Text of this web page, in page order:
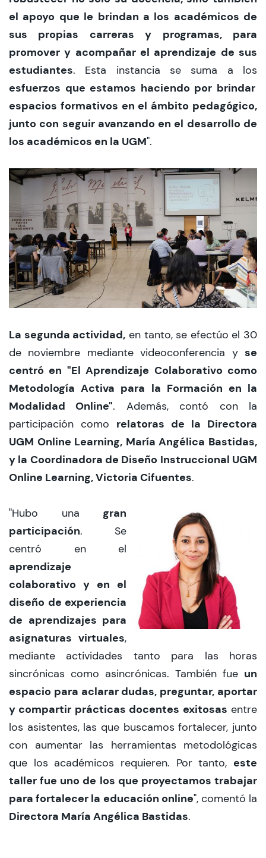
el apoyo que le brindan a los académicos de
sus propias carreras y programas, para
promover y acompañar el aprendizaje de sus
estudiantes. Esta instancia se suma a los
esfuerzos que estamos haciendo por brindar
espacios formativos en el ámbito pedagógico,
junto con seguir avanzando en el desarrollo de
los académicos en la UGM".
La segunda actividad, en tanto, se efectúo el 30
de noviembre mediante videoconferencia y se
centró en "El Aprendizaje Colaborativo como
Metodología Activa para la Formación en la
Modalidad Online". Además, contó con la
participación como relatoras de la Directora
UGM Online Learning, María Angélica Bastidas,
y la Coordinadora de Diseño Instruccional UGM
Online Learning, Victoria Cifuentes.
"Hubo una gran
participación. Se
centró en el
aprendizaje
colaborativo y en el
diseño de experiencia
de aprendizajes para
asignaturas virtuales,
mediante actividades tanto para las horas
sincrónicas como asincrónicas. También fue un
espacio para aclarar dudas, preguntar, aportar
y compartir prácticas docentes exitosas entre
los asistentes, las que buscamos fortalecer, junto
con aumentar las herramientas metodológicas
que los académicos requieren. Por tanto, este
taller fue uno de los que proyectamos trabajar
para fortalecer la educación online", comentó la
Directora María Angélica Bastidas.